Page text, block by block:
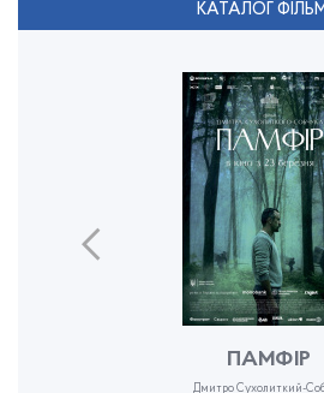
КАТАЛОГ
ПАМФІР
Дмитро Сухолиткий-